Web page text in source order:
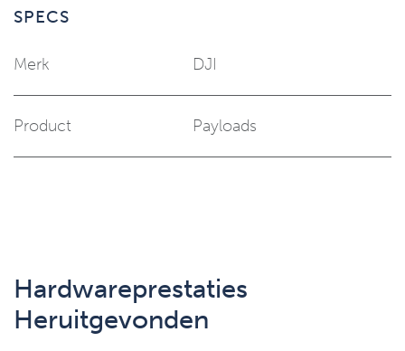
SPECS
Merk DJI
Product Payloads
Hardwareprestaties
Heruitgevonden